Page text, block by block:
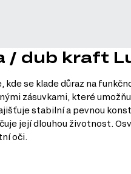
/ dub kraft
se klade důraz na
zásuvkami, které
stabilní a pevnou
její dlouhou životnost.
oči.